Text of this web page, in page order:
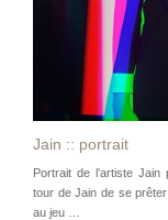
Jain :: portrait
Portrait de l’artiste
tour de Jain de se
au jeu …